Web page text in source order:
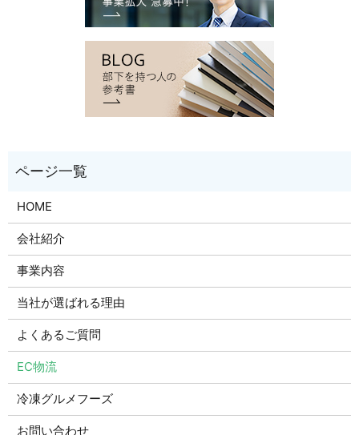
HOME
会社紹介
事業内容
当社が選ばれる理由
よくあるご質問
EC物流
冷凍グルメフーズ
お問い合わせ